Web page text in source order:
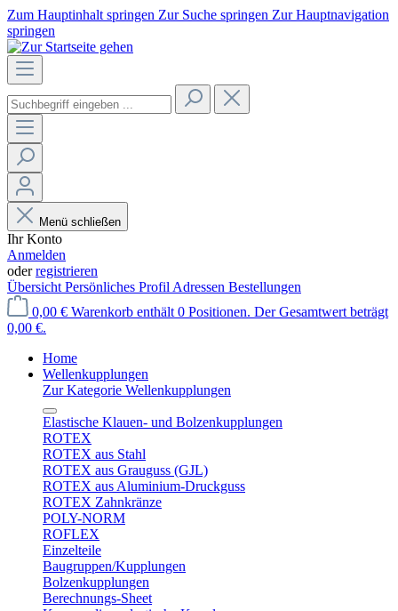
Zum Hauptinhalt springen Zur Suche springen Zur Hauptnavigation
springen
Menü schließen
Ihr Konto
Anmelden
oderregistrieren
Übersicht Persönliches Profil Adressen Bestellungen
0,00 € Warenkorb enthält 0 Positionen. Der Gesamtwert beträgt
0,00 €.
Home
Wellenkupplungen
Zur Kategorie Wellenkupplungen
Elastische Klauen- und Bolzenkupplungen
ROTEX
ROTEX aus Stahl
ROTEX aus Grauguss (GJL)
ROTEX aus Aluminium-Druckguss
ROTEX Zahnkränze
POLY-NORM
ROFLEX
Einzelteile
Baugruppen/Kupplungen
Bolzenkupplungen
Berechnungs-Sheet